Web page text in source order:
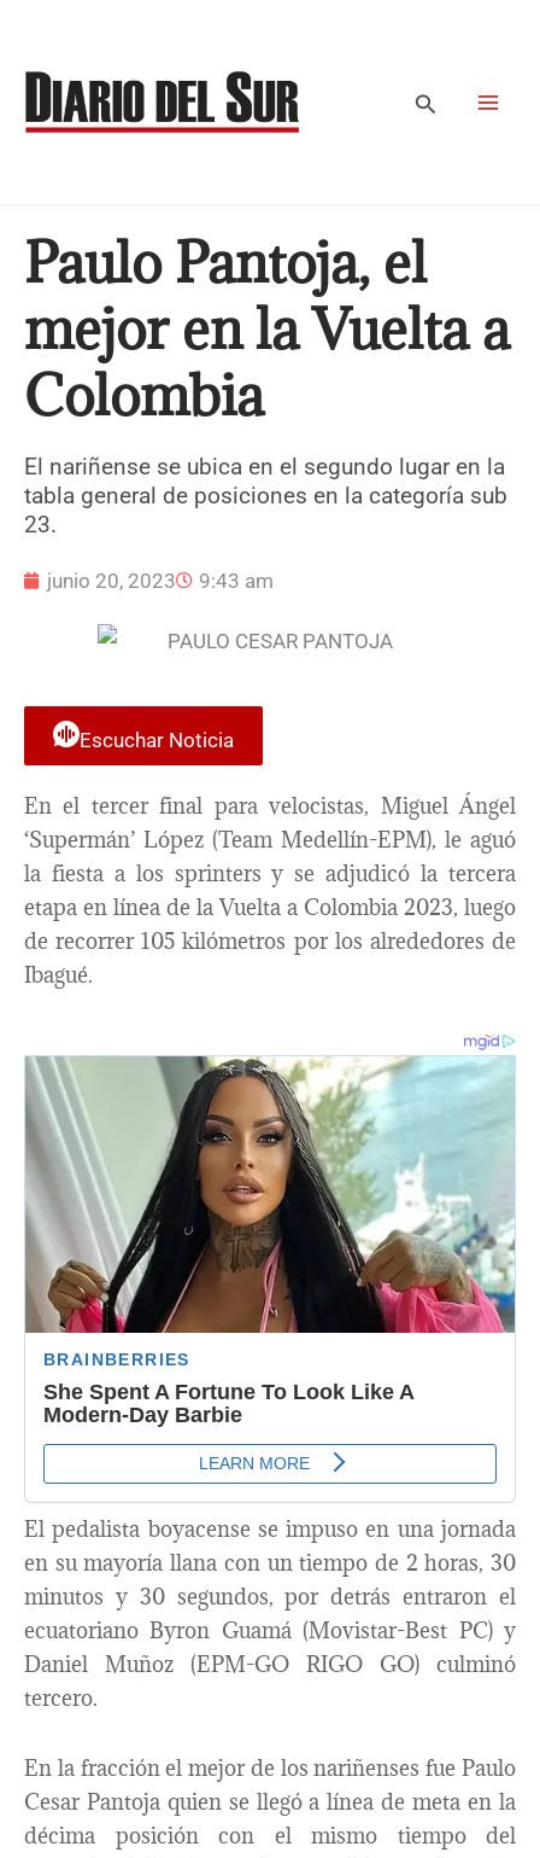
contenido
Buscar
Paulo Pantoja, el
mejor en la Vuelta a
Colombia
El nariñense se ubica en el segundo lugar en la
tabla general de posiciones en la categoría sub
23.
junio 20, 2023 9:43 am
Escuchar Noticia
En el tercer final para velocistas, Miguel Ángel
‘Supermán’ López (Team Medellín-EPM), le aguó
la fiesta a los sprinters y se adjudicó la tercera
etapa en línea de la Vuelta a Colombia 2023, luego
de recorrer 105 kilómetros por los alrededores de
Ibagué.
El pedalista boyacense se impuso en una jornada
en su mayoría llana con un tiempo de 2 horas, 30
minutos y 30 segundos, por detrás entraron el
ecuatoriano Byron Guamá (Movistar-Best PC) y
Daniel Muñoz (EPM-GO RIGO GO) culminó
tercero.
En la fracción el mejor de los nariñenses fue Paulo
Cesar Pantoja quien se llegó a línea de meta en la
décima posición con el mismo tiempo del